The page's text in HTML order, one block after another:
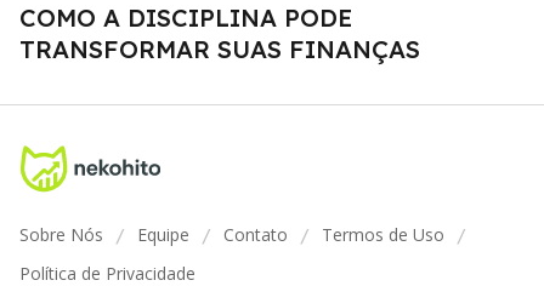
COMO A DISCIPLINA PODE
TRANSFORMAR SUAS FINANÇAS
Sobre Nós / Equipe / Contato / Termos de Uso /
Política de Privacidade